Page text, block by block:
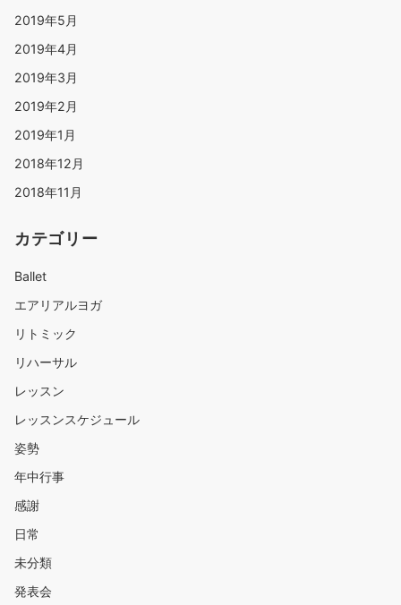
2019年5月
2019年4月
2019年3月
2019年2月
2019年1月
2018年12月
2018年11月
カテゴリー
Ballet
エアリアルヨガ
リトミック
リハーサル
レッスン
レッスンスケジュール
姿勢
年中行事
感謝
日常
未分類
発表会